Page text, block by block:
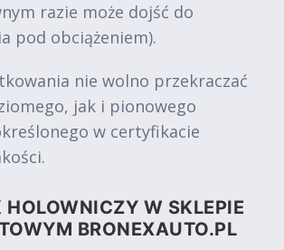
razie może dojść do
pod obciążeniem).
nie wolno przekraczać
jak i pionowego
w certyfikacie
HOLOWNICZY W SKLEPIE
BRONEXAUTO.PL